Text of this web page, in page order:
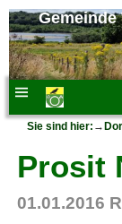
Gemeinde
Sie sind hier: →
Prosit
01.01.2016